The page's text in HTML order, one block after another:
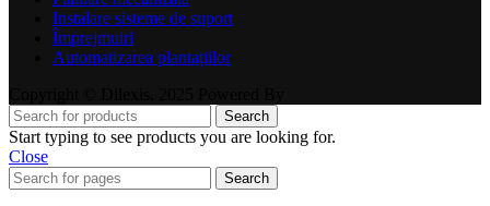
Instalare sisteme de suport
Împrejmuiri
Automatizarea plantațiilor
Search
Start typing to see products you are looking for.
Close
Search